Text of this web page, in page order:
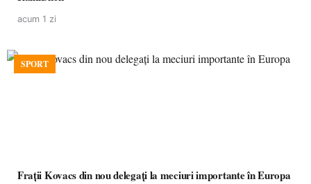
acum 1 zi
SPORT
Frații Kovacs din nou delegați la meciuri importante în Europa